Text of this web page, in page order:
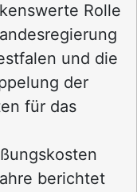
Rolle
und die
der
für das
berichtet